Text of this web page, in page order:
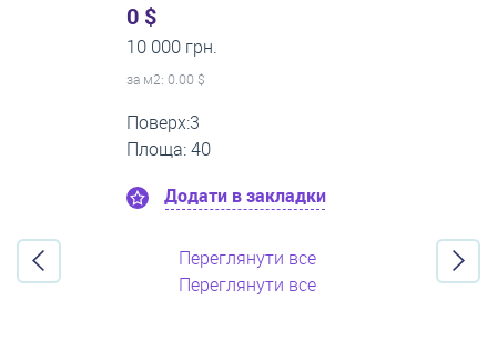
0 $
16 000 грн.
за м2: 0.00 $
Поверх:11
Площа: 55
Додати в закладки
Переглянути все
Переглянути все